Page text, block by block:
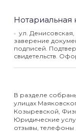
ул. Денисовская,
заверение
подписей.
свидетельств.
В разделе
улицах
Козыревской,
Юридические
отзывы, телефоны